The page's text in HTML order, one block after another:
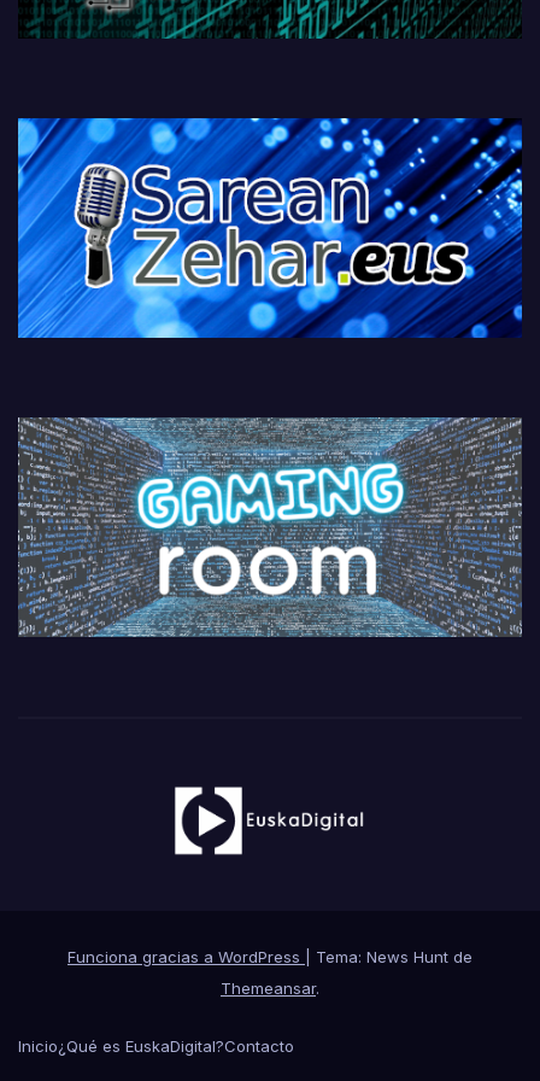
Funciona gracias a WordPress
Tema: News Hunt de
Themeansar.
Inicio¿Qué es EuskaDigital?Contacto